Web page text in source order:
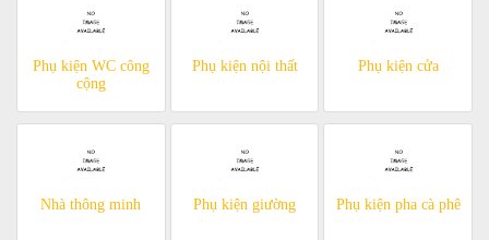
Phụ kiện WC công
cộng
Phụ kiện nội thất Phụ kiện cửa
Nhà thông minh Phụ kiện giường Phụ kiện pha cà phê